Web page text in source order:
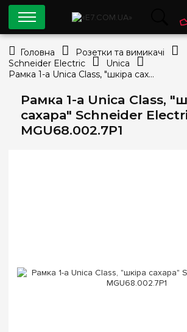
Рамка 1-а Unica Class,
сахара" Schneider
MGU68.002.7P1
0 800
Viber
Головна
Розетки та вимикачі
Schneider Electric
Unica
Рамка 1-а Unica Class, "шкіра сахара" Schneider Electric MGU68.002.7P1